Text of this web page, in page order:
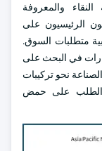
والمعروفة
الرئيسيون على
متطلبات السوق.
في البحث على
نحو تركيبات
الطلب على حمض